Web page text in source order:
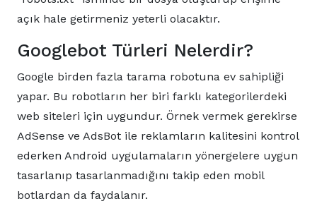
açık hale getirmeniz yeterli olacaktır.
Googlebot Türleri Nelerdir?
Google birden fazla tarama robotuna ev sahipliği
yapar. Bu robotların her biri farklı kategorilerdeki
web siteleri için uygundur. Örnek vermek gerekirse
AdSense ve AdsBot ile reklamların kalitesini kontrol
ederken Android uygulamaların yönergelere uygun
tasarlanıp tasarlanmadığını takip eden mobil
botlardan da faydalanır.